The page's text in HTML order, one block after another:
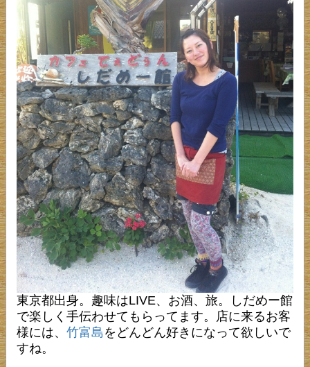
東京都出身。趣味はLIVE、お酒、旅。しだめー館
で楽しく手伝わせてもらってます。店に来るお客
様には、 竹富島 をどんどん好きになって欲しいで
すね。